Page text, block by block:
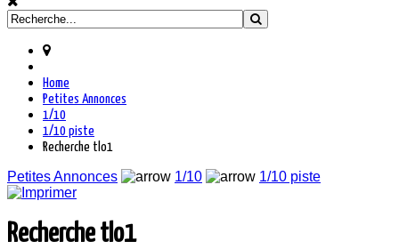
Home
Petites Annonces
1/10
1/10 piste
Recherche tlo1
Petites Annonces 1/10 1/10 piste
Recherche tlo1